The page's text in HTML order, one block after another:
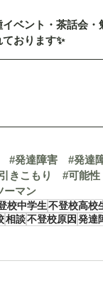
ベント・茶話会
おります✨
#発達障害 #発達
きこもり #可能性
ーマン
校中学生不登校高校
相談不登校原因 発達